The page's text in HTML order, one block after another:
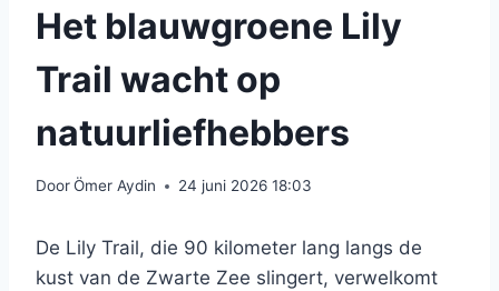
Het blauwgroene Lily
Trail wacht op
natuurliefhebbers
DoorÖmer Aydin 24 juni 2026 18:03
De Lily Trail, die 90 kilometer lang langs de
kust van de Zwarte Zee slingert, verwelkomt